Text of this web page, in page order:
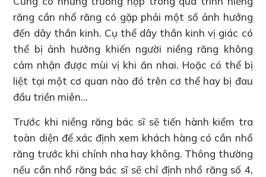
răng cần nhổ răng có gặp phải một số ảnh hưởng
đến dây thần kinh. Cụ thể dây thần kinh vị giác có
thể bị ảnh hưởng khiến người niềng răng không
cảm nhận được mùi vị khi ăn nhai. Hoặc có thể bị
liệt tại một cơ quan nào đó trên cơ thể hay bị đau
đầu triền miên…
Trước khi niềng răng bác sĩ sẽ tiến hành kiểm tra
toàn diện để xác định xem khách hàng có cần nhổ
răng trước khi chỉnh nha hay không. Thông thường
nếu cần nhổ răng bác sĩ sẽ chỉ định nhổ răng số 4,